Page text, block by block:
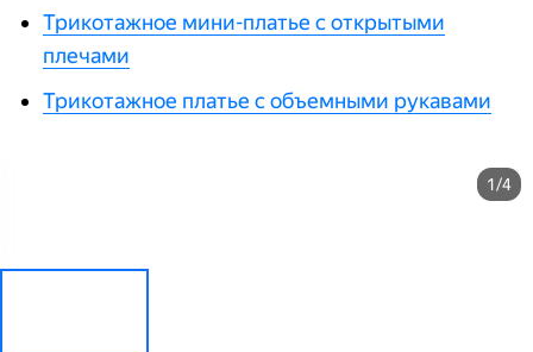
Трикотажное мини-платье с открытыми
плечами
Трикотажное платье с объемными рукавами
1/4